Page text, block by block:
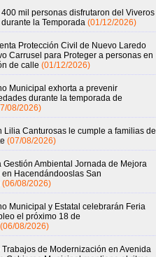
400 mil personas disfrutaron del Viveros
durante la Temporada (01/12/2026)
Protección Civil de Nuevo Laredo
Carrusel para Proteger a personas en
de calle (01/12/2026)
Municipal exhorta a prevenir
durante la temporada de
08/2026)
Lilia Canturosas le cumple a familias del
(07/08/2026)
Gestión Ambiental Jornada de Mejora
en Hacendándooslas San
(06/08/2026)
Municipal y Estatal celebrarán Feria
el próximo 18 de
(06/08/2026)
Trabajos de Modernización en Avenida